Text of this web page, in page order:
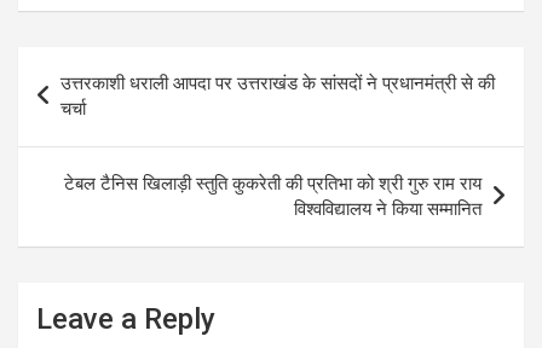
at
A
p
p
ce
o
o
k
e
a
m
ail ar
e
navigation
उत्तरकाशी धराली आपदा पर उत्तराखंड के सांसदों ने प्रधानमंत्री से की
चर्चा
टेबल टैनिस खिलाड़ी स्तुति कुकरेती की प्रतिभा को श्री गुरु राम राय
विश्वविद्यालय ने किया सम्मानित
Leave a Reply